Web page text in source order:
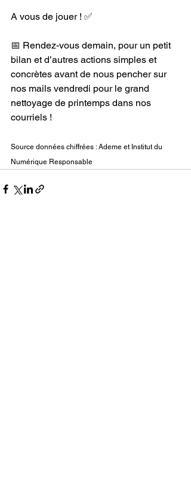
A vous de jouer ! ✅
📅 Rendez-vous demain, pour un petit
bilan et d’autres actions simples et
concrètes avant de nous pencher sur
nos mails vendredi pour le grand
nettoyage de printemps dans nos
courriels !
Source données chiffrées : Ademe et Institut du
Numérique Responsable